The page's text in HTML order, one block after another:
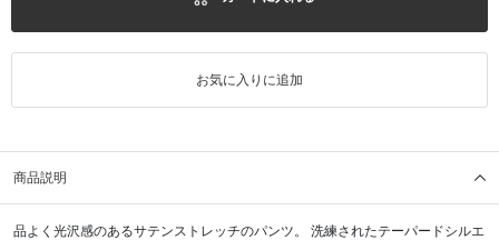
お気に入りに追加
商品説明
品よく光沢感のあるサテンストレッチのパンツ。 洗練されたテーパードシルエ